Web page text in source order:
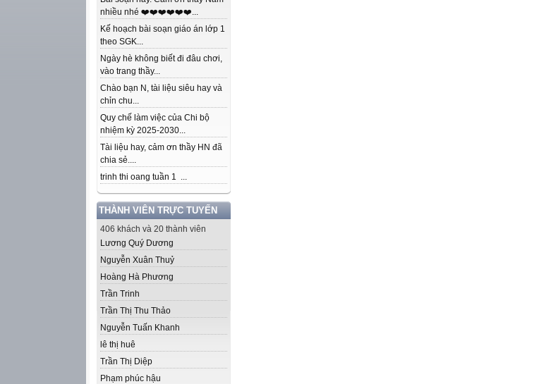
nhiều nhé ❤️❤️❤️❤️❤️❤️...
Kế hoạch bài soạn giáo án lớp 1
theo SGK...
Ngày hè không biết đi đâu chơi,
vào trang thầy...
Chào bạn N, tài liệu siêu hay và
chỉn chu...
Quy chế làm việc của Chi bộ
nhiệm kỳ 2025-2030...
Tài liệu hay, cảm ơn thầy HN đã
chia sẻ....
trinh thi oang tuần 1 ...
THÀNH VIÊN TRỰC TUYẾN
406 khách và 20 thành viên
Lương Quý Dương
Nguyễn Xuân Thuỷ
Hoàng Hà Phương
Trần Trinh
Trần Thị Thu Thảo
Nguyễn Tuấn Khanh
lê thị huê
Trần Thị Diệp
Phạm phúc hậu